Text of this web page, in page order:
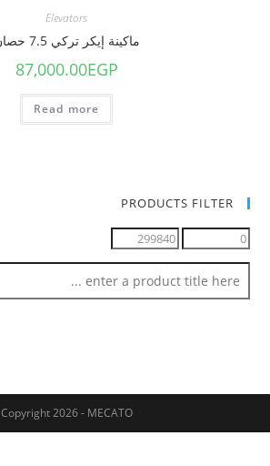
Elevators
ماكينة إيكر تركي 7.5 حصان
87,000.00EGP
Read more
PRODUCTS FILTER
Copyright 2026 - MECATO